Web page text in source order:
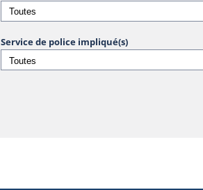
Service de police impliqué(s)